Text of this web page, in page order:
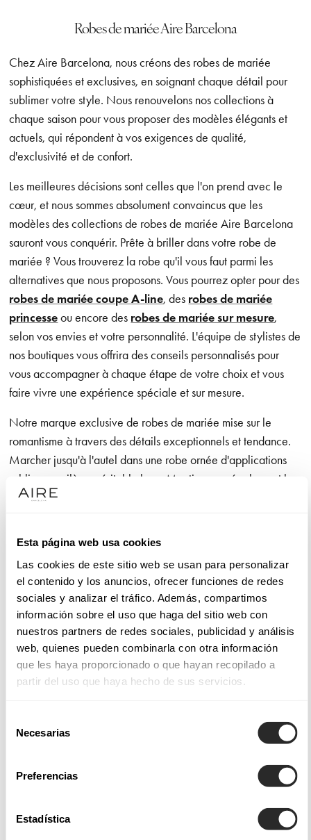
Esta página web usa cookies
Las cookies de este sitio web se usan para personalizar
el contenido y los anuncios, ofrecer funciones de redes
sociales y analizar el tráfico. Además, compartimos
información sobre el uso que haga del sitio web con
nuestros partners de redes sociales, publicidad y análisis
web, quienes pueden combinarla con otra información
que les haya proporcionado o que hayan recopilado a
partir del uso que haya hecho de sus servicios.
Necesarias
Preferencias
Estadística
Robes de mariée Aire Barcelona
Chez Aire Barcelona, nous créons des robes de mariée
sophistiquées et exclusives, en soignant chaque détail pour
sublimer votre style. Nous renouvelons nos collections à
chaque saison pour vous proposer des modèles élégants et
actuels, qui répondent à vos exigences de qualité,
d'exclusivité et de confort.
Les meilleures décisions sont celles que l'on prend avec le
cœur, et nous sommes absolument convaincus que les
modèles des collections de robes de mariée Aire Barcelona
sauront vous conquérir. Prête à briller dans votre robe de
mariée ? Vous trouverez la robe qu'il vous faut parmi les
alternatives que nous proposons. Vous pourrez opter pour des
robes de mariée coupe A-line, des robes de mariée
princesseou encore des robes de mariée sur mesure,
selon vos envies et votre personnalité. L'équipe de stylistes de
nos boutiques vous offrira des conseils personnalisés pour
vous accompagner à chaque étape de votre choix et vous
faire vivre une expérience spéciale et sur mesure.
Notre marque exclusive de robes de mariée mise sur le
romantisme à travers des détails exceptionnels et tendance.
Marcher jusqu'à l'autel dans une robe ornée d'applications
sublimes, voilà un véritable luxe. Mentionnons également les
designs aux lignes épurées qui offrent à la mariée une grande
tissus nobles utilisés pour chaque modèle, un régal pour la
Tissus et styles de nos robes de mariée
Les robes de mariée Aire Barcelona intègrent des finitions et
des applications qui permettent de créer des modèles
magnifiques et saisissants, telles lesrobes de mariée de
coupe sirène, ajustées du bustier jusqu'aux hanches, afin
Barcelona, Aire Boho, Aire Royale et Aire Diamond, vous
mais également des tissus légers soigneusement sélectionnés
qui offrent un tombé fluide ou des dentelles subtiles pour